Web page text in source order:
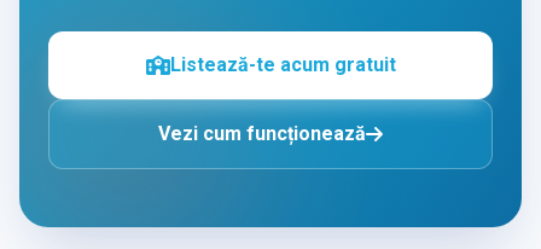
Listează-te acum gratuit
Vezi cum funcționează